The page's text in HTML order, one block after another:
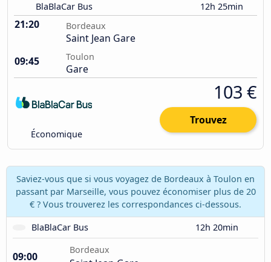
BlaBlaCar Bus 12h 25min
21:20 Bordeaux
Saint Jean Gare
09:45
Toulon
Gare
Économique
103 €
Trouvez
Saviez-vous que si vous voyagez de Bordeaux à Toulon en
passant par Marseille, vous pouvez économiser plus de 20
€ ? Vous trouverez les correspondances ci-dessous.
BlaBlaCar Bus
12h 20min
09:00
Bordeaux